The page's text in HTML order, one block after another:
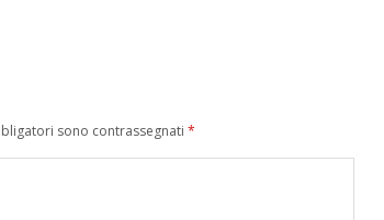
sono contrassegnati *